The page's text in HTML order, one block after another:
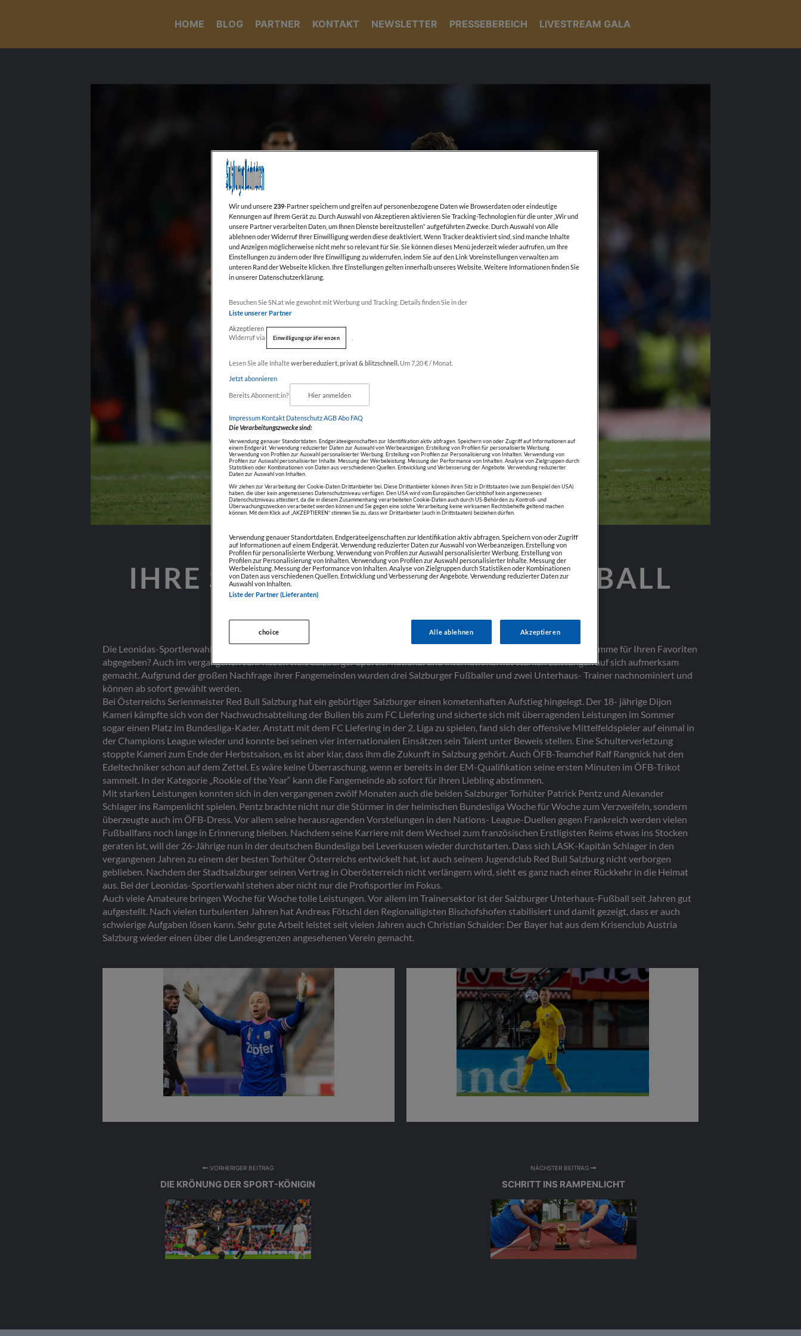
HOME BLOG PARTNER KONTAKT NEWSLETTER PRESSEBEREICH LIVESTREAM GALA
IHRE STIMME FÜR KÖNIG FUSSBALL
Die Leonidas-Sportlerwahl läuft noch bis 11. März und auch heuer ist die Wahlbeteiligung enorm. Haben Sie schon eine Stimme für Ihren Favoriten
abgegeben? Auch im vergangenen Jahr haben viele Salzburger Sportler national und international mit starken Leistungen auf sich aufmerksam
gemacht. Aufgrund der großen Nachfrage ihrer Fangemeinden wurden drei Salzburger Fußballer und zwei Unterhaus- Trainer nachnominiert und
können ab sofort gewählt werden.
Bei Österreichs Serienmeister Red Bull Salzburg hat ein gebürtiger Salzburger einen kometenhaften Aufstieg hingelegt. Der 18- jährige Dijon
Kameri kämpfte sich von der Nachwuchsabteilung der Bullen bis zum FC Liefering und sicherte sich mit überragenden Leistungen im Sommer
sogar einen Platz im Bundesliga-Kader. Anstatt mit dem FC Liefering in der 2. Liga zu spielen, fand sich der offensive Mittelfeldspieler auf einmal in
der Champions League wieder und konnte bei seinen vier internationalen Einsätzen sein Talent unter Beweis stellen. Eine Schulterverletzung
stoppte Kameri zum Ende der Herbstsaison, es ist aber klar, dass ihm die Zukunft in Salzburg gehört. Auch ÖFB-Teamchef Ralf Rangnick hat den
Edeltechniker schon auf dem Zettel. Es wäre keine Überraschung, wenn er bereits in der EM-Qualifikation seine ersten Minuten im ÖFB-Trikot
sammelt. In der Kategorie „Rookie of the Year“ kann die Fangemeinde ab sofort für ihren Liebling abstimmen.
Mit starken Leistungen konnten sich in den vergangenen zwölf Monaten auch die beiden Salzburger Torhüter Patrick Pentz und Alexander
Schlager ins Rampenlicht spielen. Pentz brachte nicht nur die Stürmer in der heimischen Bundesliga Woche für Woche zum Verzweifeln, sondern
überzeugte auch im ÖFB-Dress. Vor allem seine herausragenden Vorstellungen in den Nations- League-Duellen gegen Frankreich werden vielen
Fußballfans noch lange in Erinnerung bleiben. Nachdem seine Karriere mit dem Wechsel zum französischen Erstligisten Reims etwas ins Stocken
geraten ist, will der 26-Jährige nun in der deutschen Bundesliga bei Leverkusen wieder durchstarten. Dass sich LASK-Kapitän Schlager in den
vergangenen Jahren zu einem der besten Torhüter Österreichs entwickelt hat, ist auch seinem Jugendclub Red Bull Salzburg nicht verborgen
geblieben. Nachdem der Stadtsalzburger seinen Vertrag in Oberösterreich nicht verlängern wird, sieht es ganz nach einer Rückkehr in die Heimat
aus. Bei der Leonidas-Sportlerwahl stehen aber nicht nur die Profisportler im Fokus.
Auch viele Amateure bringen Woche für Woche tolle Leistungen. Vor allem im Trainersektor ist der Salzburger Unterhaus-Fußball seit Jahren gut
aufgestellt. Nach vielen turbulenten Jahren hat Andreas Fötschl den Regionalligisten Bischofshofen stabilisiert und damit gezeigt, dass er auch
schwierige Aufgaben lösen kann. Sehr gute Arbeit leistet seit vielen Jahren auch Christian Schaider: Der Bayer hat aus dem Krisenclub Austria
Salzburg wieder einen über die Landesgrenzen angesehenen Verein gemacht.
VORHERIGER BEITRAG
DIE KRÖNUNG DER SPORT-KÖNIGIN
NÄCHSTER BEITRAG
SCHRITT INS RAMPENLICHT
Wir und unsere239-Partner speichern und greifen auf personenbezogene Daten wie Browserdaten oder eindeutige
Kennungen auf Ihrem Gerät zu. Durch Auswahl von Akzeptieren aktivieren Sie Tracking-Technologien für die unter „Wir und
unsere Partner verarbeiten Daten, um Ihnen Dienste bereitzustellen“ aufgeführten Zwecke. Durch Auswahl von Alle
ablehnen oder Widerruf Ihrer Einwilligung werden diese deaktiviert. Wenn Tracker deaktiviert sind, sind manche Inhalte
und Anzeigen möglicherweise nicht mehr so relevant für Sie. Sie können dieses Menü jederzeit wieder aufrufen, um Ihre
Einstellungen zu ändern oder Ihre Einwilligung zu widerrufen, indem Sie auf den Link Voreinstellungen verwalten am
unteren Rand der Webseite klicken. Ihre Einstellungen gelten innerhalb unseres Website. Weitere Informationen finden Sie
in unserer Datenschutzerklärung.
Besuchen Sie SN.at wie gewohnt mit Werbung und Tracking. Details finden Sie in der
Liste unserer Partner
Akzeptieren
Widerruf via
Einwilligungspräferenzen
Lesen Sie alle Inhaltewerbereduziert, privat & blitzschnell. Um 7,20 € / Monat.
Jetzt abonnieren
Bereits Abonnent:in? Hier anmelden
Impressum Kontakt DatenschutzAGB Abo FAQ
Die Verarbeitungszwecke sind:
Verwendung genauer Standortdaten. Endgeräteeigenschaften zur Identifikation aktiv abfragen. Speichern von oder Zugriff auf Informationen auf
einem Endgerät. Verwendung reduzierter Daten zur Auswahl von Werbeanzeigen. Erstellung von Profilen für personalisierte Werbung.
Verwendung von Profilen zur Auswahl personalisierter Werbung. Erstellung von Profilen zur Personalisierung von Inhalten. Verwendung von
Profilen zur Auswahl personalisierter Inhalte. Messung der Werbeleistung. Messung der Performance von Inhalten. Analyse von Zielgruppen durch
Statistiken oder Kombinationen von Daten aus verschiedenen Quellen. Entwicklung und Verbesserung der Angebote. Verwendung reduzierter
Daten zur Auswahl von Inhalten.
Wir ziehen zur Verarbeitung der Cookie-Daten Drittanbieter bei. Diese Drittanbieter können ihren Sitz in Drittstaaten (wie zum Beispiel den USA)
haben, die über kein angemessenes Datenschutzniveau verfügen. Den USA wird vom Europäischen Gerichtshof kein angemessenes
Datenschutzniveau attestiert, da die in diesem Zusammenhang verarbeiteten Cookie-Daten auch durch US-Behörden zu Kontroll- und
Überwachungszwecken verarbeitet werden können und Sie gegen eine solche Verarbeitung keine wirksamen Rechtsbehelfe geltend machen
können. Mit dem Klick auf „AKZEPTIEREN“ stimmen Sie zu, dass wir Drittanbieter (auch in Drittstaaten) beiziehen dürfen.
Verwendung genauer Standortdaten. Endgeräteeigenschaften zur Identifikation aktiv abfragen. Speichern von oder Zugriff
auf Informationen auf einem Endgerät. Verwendung reduzierter Daten zur Auswahl von Werbeanzeigen. Erstellung von
Profilen für personalisierte Werbung. Verwendung von Profilen zur Auswahl personalisierter Werbung. Erstellung von
Profilen zur Personalisierung von Inhalten. Verwendung von Profilen zur Auswahl personalisierter Inhalte. Messung der
Werbeleistung. Messung der Performance von Inhalten. Analyse von Zielgruppen durch Statistiken oder Kombinationen
von Daten aus verschiedenen Quellen. Entwicklung und Verbesserung der Angebote. Verwendung reduzierter Daten zur
Auswahl von Inhalten.
Liste der Partner (Lieferanten)
choice Alle ablehnen Akzeptieren